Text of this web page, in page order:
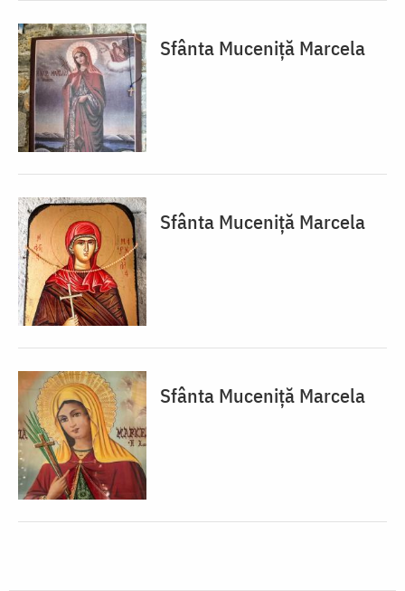
Sfânta Muceniță Marcela
Sfânta Muceniță Marcela
Sfânta Muceniță Marcela